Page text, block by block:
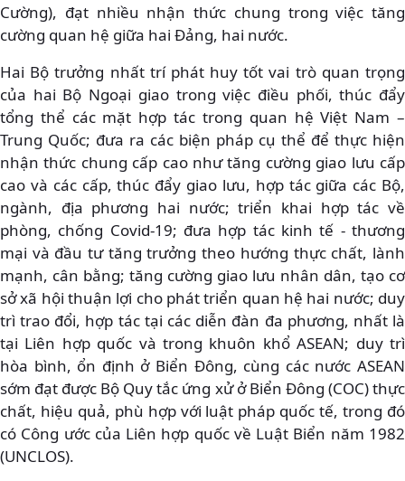
Cường), đạt nhiều nhận thức chung trong việc tăng
cường quan hệ giữa hai Đảng, hai nước.
Hai Bộ trưởng nhất trí phát huy tốt vai trò quan trọng
của hai Bộ Ngoại giao trong việc điều phối, thúc đẩy
tổng thể các mặt hợp tác trong quan hệ Việt Nam –
Trung Quốc; đưa ra các biện pháp cụ thể để thực hiện
nhận thức chung cấp cao như tăng cường giao lưu cấp
cao và các cấp, thúc đẩy giao lưu, hợp tác giữa các Bộ,
ngành, địa phương hai nước; triển khai hợp tác về
phòng, chống Covid-19; đưa hợp tác kinh tế - thương
mại và đầu tư tăng trưởng theo hướng thực chất, lành
mạnh, cân bằng; tăng cường giao lưu nhân dân, tạo cơ
sở xã hội thuận lợi cho phát triển quan hệ hai nước; duy
trì trao đổi, hợp tác tại các diễn đàn đa phương, nhất là
tại Liên hợp quốc và trong khuôn khổ ASEAN; duy trì
hòa bình, ổn định ở Biển Đông, cùng các nước ASEAN
sớm đạt được Bộ Quy tắc ứng xử ở Biển Đông (COC) thực
chất, hiệu quả, phù hợp với luật pháp quốc tế, trong đó
có Công ước của Liên hợp quốc về Luật Biển năm 1982
(UNCLOS).